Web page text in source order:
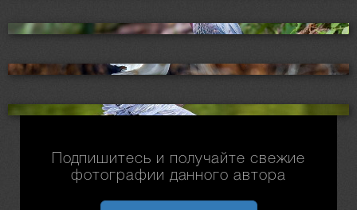
Подпишитесь и получайте свежие
фотографии данного автора